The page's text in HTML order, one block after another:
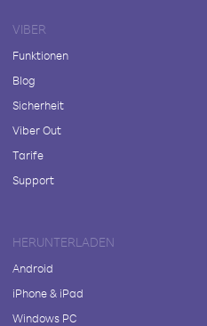
VIBER
Funktionen
Blog
Sicherheit
Viber Out
Tarife
Support
HERUNTERLADEN
Android
iPhone & iPad
Windows PC